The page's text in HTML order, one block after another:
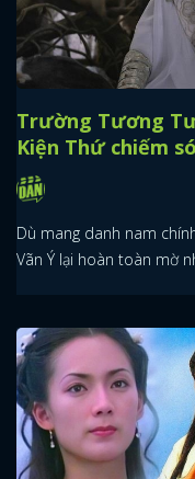
Trường Tương
Kiện Thứ chiếm
Dù mang danh nam
Vãn Ý lại hoàn toàn mờ